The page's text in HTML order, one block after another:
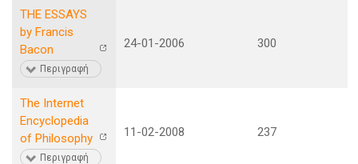
THE ESSAYS
by Francis
Bacon
Περιγραφή
24-01-2006 300
The Internet
Encyclopedia
of Philosophy
Περιγραφή
11-02-2008 237